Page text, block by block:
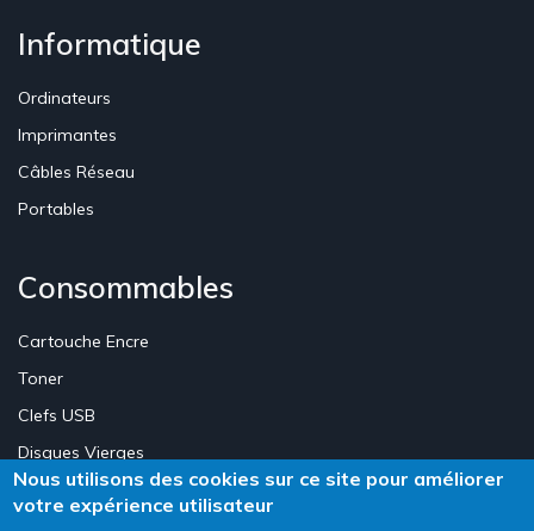
Informatique
Ordinateurs
Imprimantes
Câbles Réseau
Portables
Consommables
Cartouche Encre
Toner
Clefs USB
Disques Vierges
Nous utilisons des cookies sur ce site pour améliorer
votre expérience utilisateur